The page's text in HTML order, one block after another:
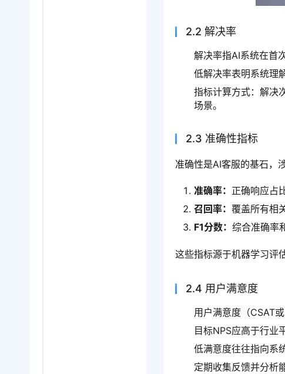
2.2 解决率
解决率指AI系统在首
低解决率表明系统理
指标计算方式：解决
场景。
2.3 准确性指标
准确性是AI客服的基石，
准确率： 正确响应占
召回率：覆盖所有相
F1分数：综合准确率
这些指标源于机器学习评
2.4 用户满意度
用户满意度（CSAT
目标NPS应高于行业
低满意度往往指向系
定期收集反馈并分析